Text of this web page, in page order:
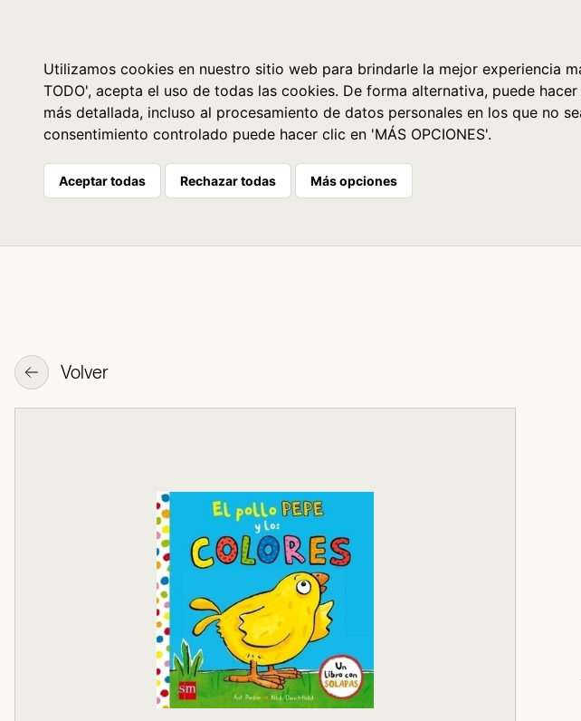
Utilizamos cookies en nuestro sitio web para brindarle la mejor experiencia
TODO', acepta el uso de todas las cookies. De forma alternativa, puede
más detallada, incluso al procesamiento de datos personales en los que no
consentimiento controlado puede hacer clic en 'MÁS OPCIONES'.
Aceptar todas Rechazar todas Más opciones
Volver